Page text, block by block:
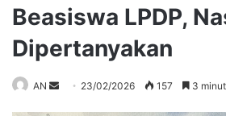
Beasiswa LPDP,
Dipertanyakan
AN
Send 23/02/2026 157 3